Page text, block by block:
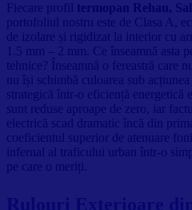
Fiecare profil termopan Rehau,
portofoliul nostru este de Clasa A,
de izolare și rigidizat la interior cu
1.5 mm – 2 mm. Ce înseamnă asta
tehnice? Înseamnă o fereastră care
nu își schimbă culoarea sub
strategică într-o eficiență energetică
sunt reduse aproape de zero, iar
electrică scad dramatic încă din
coeficientul superior de atenuare
infernal al traficului urban într-o
pe care o meriți.